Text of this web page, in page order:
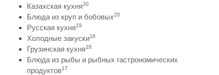
Казахская кухня20
Блюда из круп и бобовых20
Русская кухня19
Холодные закуски18
Грузинская кухня18
Блюда из рыбы и рыбных гастрономических
продуктов17